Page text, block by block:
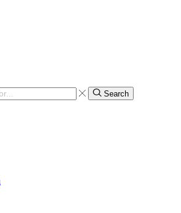
Search